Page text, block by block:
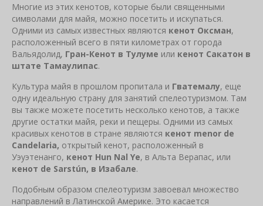
Многие из этих кенотов, которые были священными
символами для майя, можно посетить и искупаться.
Одними из самых известных являются кенот Оксман,
расположенный всего в пяти километрах от города
Вальядолид, Гран-Кенот в Тулуме или кенот Сакатон в
штате Тамаулипас.
Культура майя в прошлом пропитала и Гватемалу, еще
одну идеальную страну для занятий спелеотуризмом. Там
вы также можете посетить несколько кенотов, а также
другие остатки майя, реки и пещеры. Одними из самых
красивых кенотов в стране являются кенот menor de
Candelaria, открытый кенот, расположенный в
Уэуэтенанго, кенот Hun Nal Ye, в Альта Верапас, или
кенот de Sarstún, в Изабале.
Подобным образом спелеотуризм завоевал множество
направлений в Латинской Америке. Это касается